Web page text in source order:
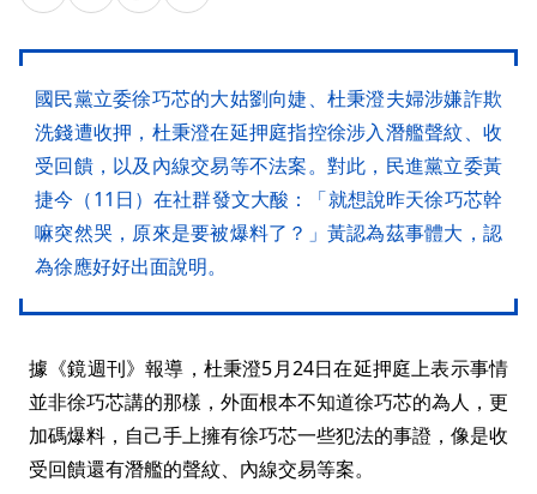
國民黨立委徐巧芯的大姑劉向婕、杜秉澄夫婦涉嫌詐欺
洗錢遭收押，杜秉澄在延押庭指控徐涉入潛艦聲紋、收
受回饋，以及內線交易等不法案。對此，民進黨立委黃
捷今（11日）在社群發文大酸：「就想說昨天徐巧芯幹
嘛突然哭，原來是要被爆料了？」黃認為茲事體大，認
為徐應好好出面說明。
據《鏡週刊》報導，杜秉澄5月24日在延押庭上表示事情
並非徐巧芯講的那樣，外面根本不知道徐巧芯的為人，更
加碼爆料，自己手上擁有徐巧芯一些犯法的事證，像是收
受回饋還有潛艦的聲紋、內線交易等案。